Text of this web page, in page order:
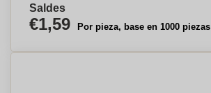
Saldes
€1,59 Por pieza, base en 1000 piezas